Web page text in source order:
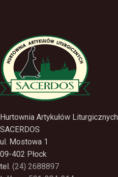
Hurtownia Artykułów Liturgicznych
SACERDOS
ul. Mostowa 1
09-402 Płock
tel. (24) 2688897